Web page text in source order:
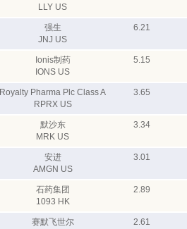
LLY US
强生
JNJ US
6.21
Ionis制药
IONS US
5.15
Royalty Pharma Plc Class A
RPRX US
3.65
默沙东
MRK US
3.34
安进
AMGN US
3.01
石药集团
1093 HK
2.89
赛默飞世尔
2.61